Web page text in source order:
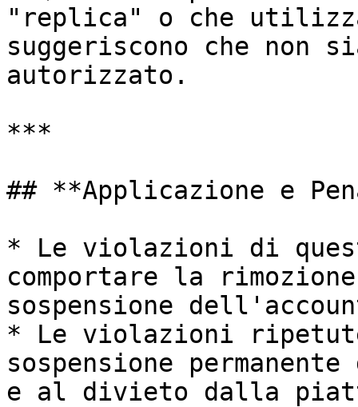
"replica" o che
suggeriscono che
autorizzato.
***
## **Applicazione e
* Le violazioni di
comportare la
sospensione
* Le violazioni
sospensione
e al divieto dalla